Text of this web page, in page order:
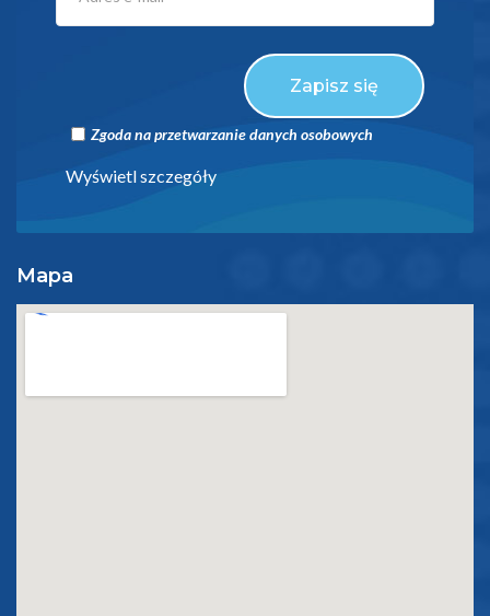
Zapisz się
Zgoda na przetwarzanie danych osobowych
Wyświetl szczegóły
Mapa